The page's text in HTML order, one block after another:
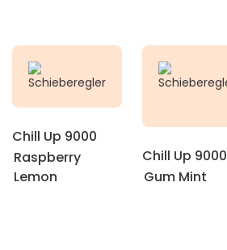
Chill Up 9000
Raspberry
Lemon
Chill Up 9000
Gum Mint